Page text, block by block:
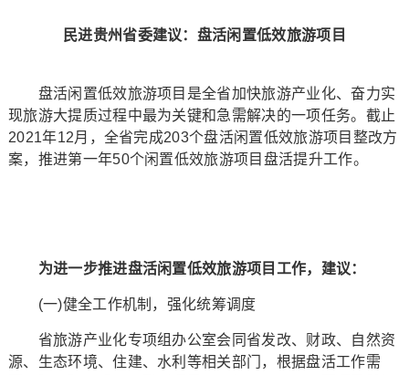
民进贵州省委建议：盘活闲置低效旅游项目
盘活闲置低效旅游项目是全省加快旅游产业化、奋力实
现旅游大提质过程中最为关键和急需解决的一项任务。截止
2021年12月，全省完成203个盘活闲置低效旅游项目整改方
案，推进第一年50个闲置低效旅游项目盘活提升工作。
为进一步推进盘活闲置低效旅游项目工作，建议：
(一)健全工作机制，强化统筹调度
省旅游产业化专项组办公室会同省发改、财政、自然资
源、生态环境、住建、水利等相关部门，根据盘活工作需